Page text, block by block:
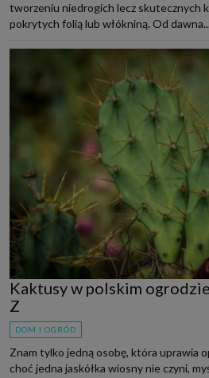
tworzeniu niedrogich lecz skutecznych
pokrytych folią lub włókniną. Od dawna...
Kaktusy w polskim
Z
DOM I OGRÓD
Znam tylko jedną osobę, która uprawia
choć jedna jaskółka wiosny nie czyni,